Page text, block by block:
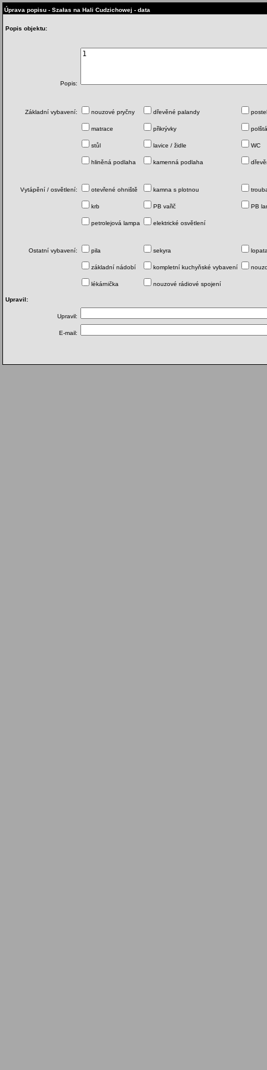
Úprava popisu - Szałas na Hali Cudzichowej - data
Popis objektu:
Popis:
Základní vybavení: nouzové pryčny dřevěné palandy
matrace přikrývky
stůl lavice / židle WC
hliněná podlaha kamenná podlaha
Vytápění / osvětlení: otevřené ohniště kamna s plotnou
krb PB vařič PB
petrolejová lampa elektrické osvětlení
Ostatní vybavení: pila sekyra
základní nádobí kompletní kuchyňské vybavení
lékárnička nouzové rádiové spojení
Upravil:
Upravil:
E-mail: